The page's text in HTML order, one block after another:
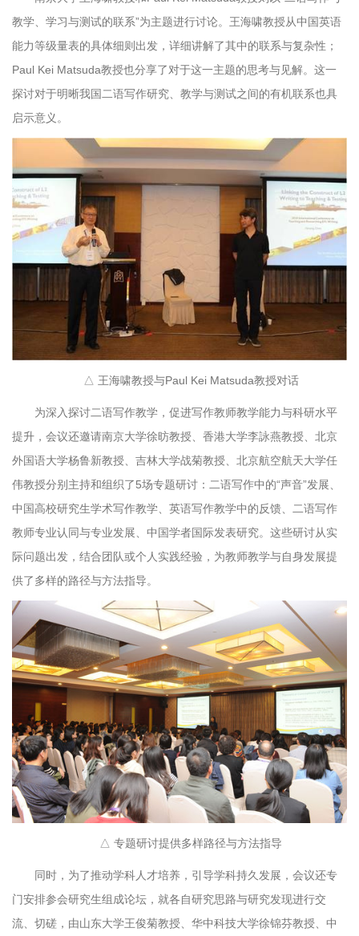
教学、学习与测试的联系”为主题进行讨论。王海啸教授从中国英语
能力等级量表的具体细则出发，详细讲解了其中的联系与复杂性；
Paul Kei Matsuda教授也分享了对于这一主题的思考与见解。这一
探讨对于明晰我国二语写作研究、教学与测试之间的有机联系也具
启示意义。
△ 王海啸教授与Paul Kei Matsuda教授对话
为深入探讨二语写作教学，促进写作教师教学能力与科研水平
提升，会议还邀请南京大学徐昉教授、香港大学李詠燕教授、北京
外国语大学杨鲁新教授、吉林大学战菊教授、北京航空航天大学任
伟教授分别主持和组织了5场专题研讨：二语写作中的“声音”发展、
中国高校研究生学术写作教学、英语写作教学中的反馈、二语写作
教师专业认同与专业发展、中国学者国际发表研究。这些研讨从实
际问题出发，结合团队或个人实践经验，为教师教学与自身发展提
供了多样的路径与方法指导。
△ 专题研讨提供多样路径与方法指导
同时，为了推动学科人才培养，引导学科持久发展，会议还专
门安排参会研究生组成论坛，就各自研究思路与研究发现进行交
流、切磋，由山东大学王俊菊教授、华中科技大学徐锦芬教授、中